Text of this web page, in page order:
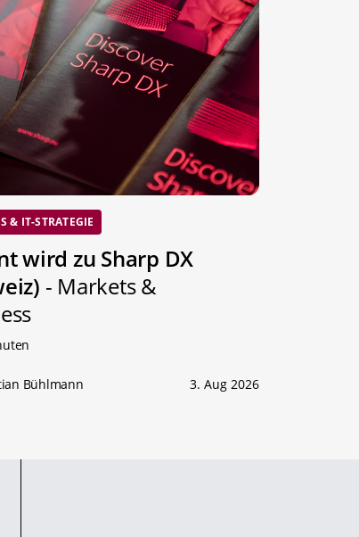
& IT-STRATEGIE
wird zu Sharp DX
- Markets &
Bühlmann 3. Aug 2026